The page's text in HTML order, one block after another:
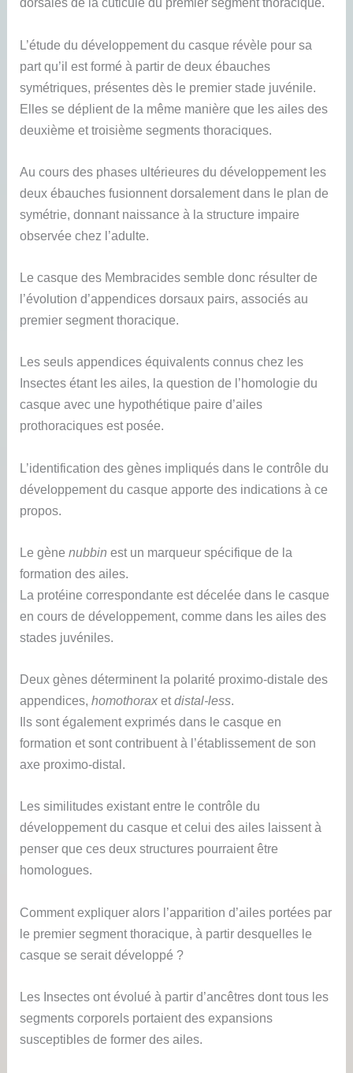
L’étude du développement du casque révèle pour sa
part qu’il est formé à partir de deux ébauches
symétriques, présentes dès le premier stade juvénile.
Elles se déplient de la même manière que les ailes des
deuxième et troisième segments thoraciques.
Au cours des phases ultérieures du développement les
deux ébauches fusionnent dorsalement dans le plan de
symétrie, donnant naissance à la structure impaire
observée chez l’adulte.
Le casque des Membracides semble donc résulter de
l’évolution d’appendices dorsaux pairs, associés au
premier segment thoracique.
Les seuls appendices équivalents connus chez les
Insectes étant les ailes, la question de l’homologie du
casque avec une hypothétique paire d’ailes
prothoraciques est posée.
L’identification des gènes impliqués dans le contrôle du
développement du casque apporte des indications à ce
propos.
Le gènenubbin est un marqueur spécifique de la
formation des ailes.
La protéine correspondante est décelée dans le casque
en cours de développement, comme dans les ailes des
stades juvéniles.
Deux gènes déterminent la polarité proximo-distale des
appendices,homothorax etdistal-less.
Ils sont également exprimés dans le casque en
formation et sont contribuent à l’établissement de son
axe proximo-distal.
Les similitudes existant entre le contrôle du
développement du casque et celui des ailes laissent à
penser que ces deux structures pourraient être
homologues.
Comment expliquer alors l’apparition d’ailes portées par
le premier segment thoracique, à partir desquelles le
casque se serait développé ?
Les Insectes ont évolué à partir d’ancêtres dont tous les
segments corporels portaient des expansions
susceptibles de former des ailes.